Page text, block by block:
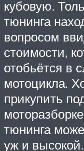
кубовую.
тюнинга
вопросом
стоимости,
отобьётся в
мотоцикла.
прикупить
тюнинга
уж и